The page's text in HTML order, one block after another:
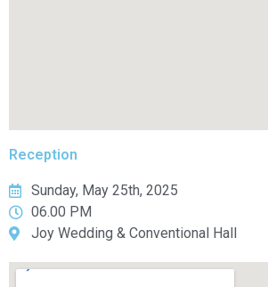
Reception
Sunday, May 25th, 2025
06.00 PM
Joy Wedding & Conventional Hall